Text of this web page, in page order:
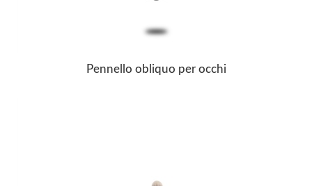
Pennello obliquo per occhi